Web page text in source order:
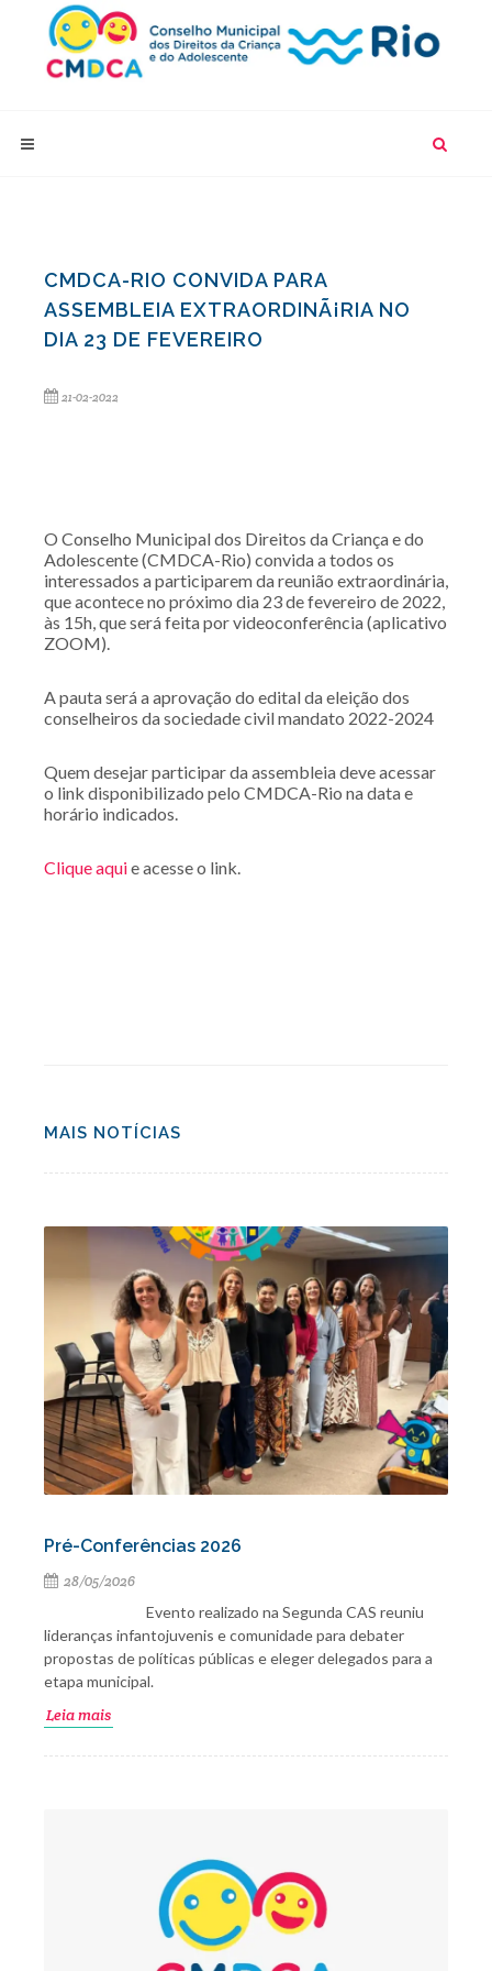
CMDCA-RIO CONVIDA PARA
ASSEMBLEIA EXTRAORDINÃ¡RIA NO
DIA 23 DE FEVEREIRO
21-02-2022
O Conselho Municipal dos Direitos da Criança e do
Adolescente (CMDCA-Rio) convida a todos os
interessados a participarem da reunião extraordinária,
que acontece no próximo dia 23 de fevereiro de 2022,
às 15h, que será feita por videoconferência (aplicativo
ZOOM).
A pauta será a aprovação do edital da eleição dos
conselheiros da sociedade civil mandato 2022-2024
Quem desejar participar da assembleia deve acessar
o link disponibilizado pelo CMDCA-Rio na data e
horário indicados.
Clique aquie acesse o link.
MAIS NOTÍCIAS
Pré-Conferências 2026
28/05/2026
Evento realizado na Segunda CAS reuniu
lideranças infantojuvenis e comunidade para debater
propostas de políticas públicas e eleger delegados para a
etapa municipal.
Leia mais